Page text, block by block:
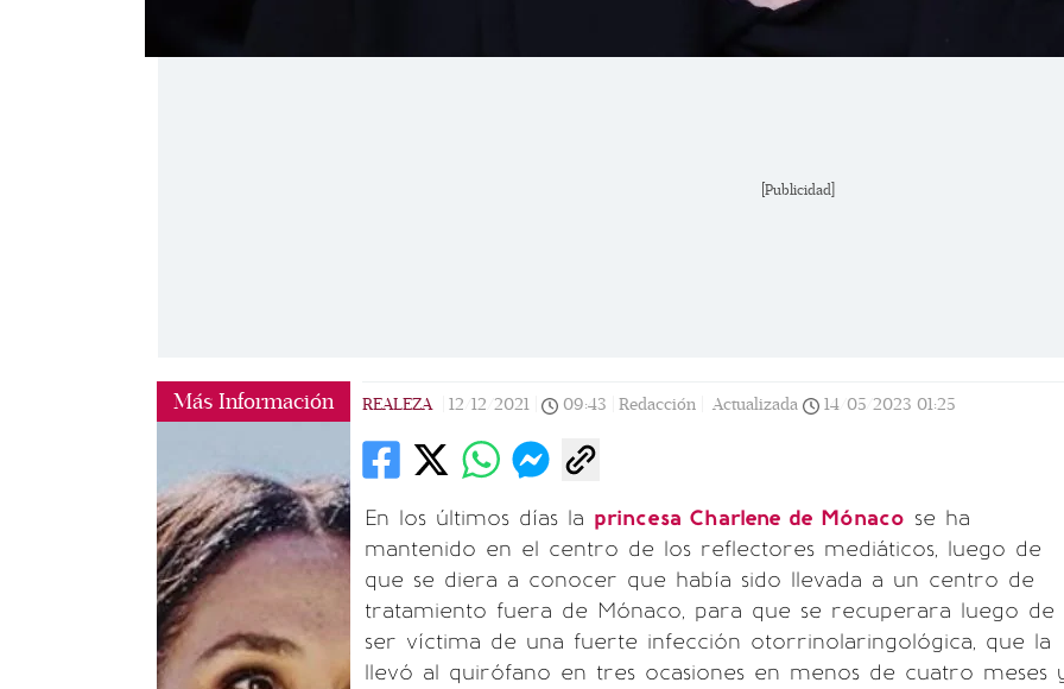
[Publicidad]
Más Información REALEZA 12/12/2021 09:43 Redacción | Actualizada 14/05/2023 01:25
En los últimos días la princesa Charlene de Mónaco se ha
mantenido en el centro de los reflectores mediáticos, luego de
que se diera a conocer que había sido llevada a un centro de
tratamiento fuera de Mónaco, para que se recuperara luego de
ser víctima de una fuerte infección otorrinolaringológica, que la
llevó al quirófano en tres ocasiones en menos de cuatro meses